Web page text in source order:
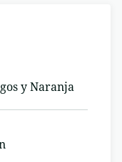
y Naranja